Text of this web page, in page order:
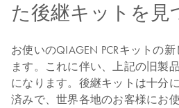
た後継キットを見
お使いのQIAGEN PCRキットの
ます。これに伴い、上記の旧製
になります。後継キットは十分
済みで、世界各地のお客様にお